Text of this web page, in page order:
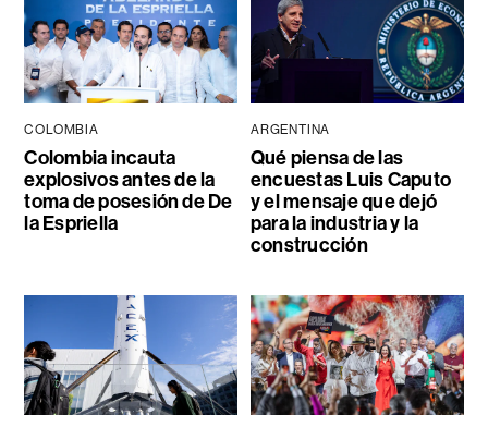
COLOMBIA
Colombia incauta
explosivos antes de la
toma de posesión de De
la Espriella
ARGENTINA
Qué piensa de las
encuestas Luis Caputo
y el mensaje que dejó
para la industria y la
construcción